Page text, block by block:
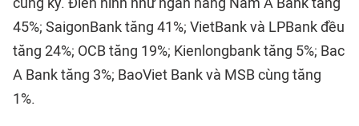
45%; SaigonBank tăng 41%; VietBank và LPBank đều
tăng 24%; OCB tăng 19%; Kienlongbank tăng 5%; Bac
A Bank tăng 3%; BaoViet Bank và MSB cùng tăng
1%.